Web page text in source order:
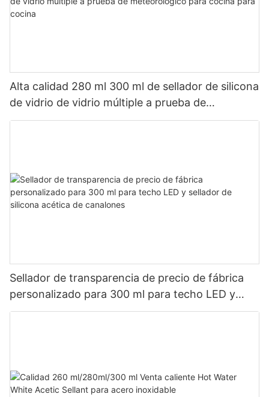
Alta calidad 280 ml 300 ml de sellador de silicona
de vidrio de vidrio múltiple a prueba de
meteorológico para cocina para cocina
Sellador de transparencia de precio de fábrica
personalizado para 300 ml para techo LED y
sellador de silicona acética de canalones